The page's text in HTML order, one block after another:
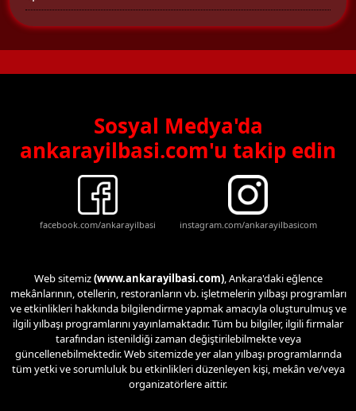
Sosyal Medya'da
ankarayilbasi.com'u takip edin
facebook.com/ankarayilbasi instagram.com/ankarayilbasicom
Web sitemiz(www.ankarayilbasi.com), Ankara'daki eğlence
mekânlarının, otellerin, restoranların vb. işletmelerin yılbaşı programları
ve etkinlikleri hakkında bilgilendirme yapmak amacıyla oluşturulmuş ve
ilgili yılbaşı programlarını yayınlamaktadır. Tüm bu bilgiler, ilgili firmalar
tarafından istenildiği zaman değiştirilebilmekte veya
güncellenebilmektedir. Web sitemizde yer alan yılbaşı programlarında
tüm yetki ve sorumluluk bu etkinlikleri düzenleyen kişi, mekân ve/veya
organizatörlere aittir.